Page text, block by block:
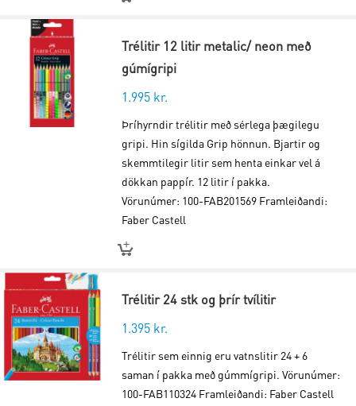
Trélitir 12 litir metalic/ neon með
gúmígripi
1.995 kr.
Þríhyrndir trélitir með sérlega þægilegu
gripi. Hin sígilda Grip hönnun. Bjartir og
skemmtilegir litir sem henta einkar vel á
dökkan pappír. 12 litir í pakka.
Vörunúmer: 100-FAB201569 Framleiðandi:
Faber Castell
Trélitir 24 stk og þrír tvílitir
1.395 kr.
Trélitir sem einnig eru vatnslitir 24 + 6
saman í pakka með gúmmígripi. Vörunúmer:
100-FAB110324 Framleiðandi: Faber Castell